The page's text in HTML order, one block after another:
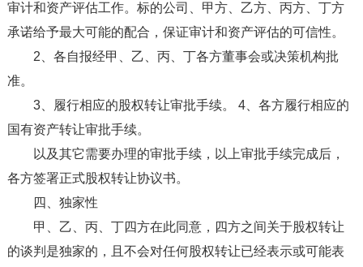
审计和资产评估工作。标的公司、甲方、乙方、丙方、丁方
承诺给予最大可能的配合，保证审计和资产评估的可信性。
2、各自报经甲、乙、丙、丁各方董事会或决策机构批
准。
3、履行相应的股权转让审批手续。 4、各方履行相应的
国有资产转让审批手续。
以及其它需要办理的审批手续，以上审批手续完成后，
各方签署正式股权转让协议书。
四、独家性
甲、乙、丙、丁四方在此同意，四方之间关于股权转让
的谈判是独家的，且不会对任何股权转让已经表示或可能表